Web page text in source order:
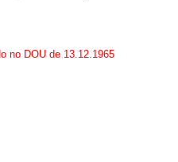
no DOU de 13.12.1965